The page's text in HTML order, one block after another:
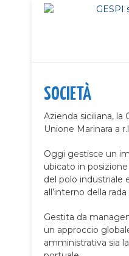
SOCIETÀ
Azienda siciliana, la
Unione Marinara a
Oggi gestisce un
ubicato in
del polo industriale
all’interno della
Gestita da
un approccio
amministrativa sia